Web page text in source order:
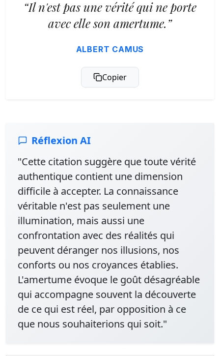
“Il n'est pas une vérité qui ne porte
avec elle son amertume.”
ALBERT CAMUS
Copier
Réflexion AI
"Cette citation suggère que toute vérité
authentique contient une dimension
difficile à accepter. La connaissance
véritable n'est pas seulement une
illumination, mais aussi une
confrontation avec des réalités qui
peuvent déranger nos illusions, nos
conforts ou nos croyances établies.
L'amertume évoque le goût désagréable
qui accompagne souvent la découverte
de ce qui est réel, par opposition à ce
que nous souhaiterions qui soit."